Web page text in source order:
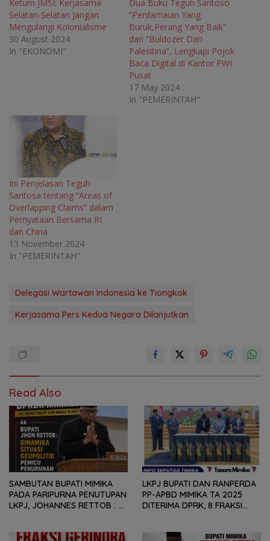
n
e
w
w
i
n
d
e
w
w
i
n
d
o
n
e
w
w
Ketum JMSI: Kerjasama
Selatan-Selatan Jangan
Mengulangi Kolonialisme
30 August 2024
In "EKONOMI"
Dua Buku Teguh Santoso
“Perdamaian Yang
Buruk,Perang Yang Baik”
dan “Buldozer Dari
Palesitina”, Lengkapi Pojok
Baca Digital di Kantor PWI
Pusat
17 May 2024
In "PEMERINTAH"
Ini Penjelasan Teguh
Santosa tentang “Areas of
Overlapping Claims” dalam
Pernyataan Bersama RI
dan China
13 November 2024
In "PEMERINTAH"
Delegasi Wartawan Indonesia ke Tiongkok
Kerjasama Pers Kedua Negara Dilanjutkan
Read Also
SAMBUTAN BUPATI MIMIKA
PADA PARIPURNA PENUTUPAN
LKPJ, JOHANNES RETTOB :
PENURUNAN FISKAL DAERAH
LKPJ BUPATI DAN RANPERDA
PP-APBD MIMIKA TA 2025
DITERIMA DPRK, 8 FRAKSI
KEPADA PEMERINTAH DAERAH